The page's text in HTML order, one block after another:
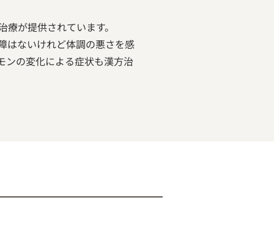
が提供されています。
はないけれど体調の悪さを感
ンの変化による症状も漢方治